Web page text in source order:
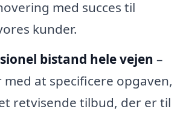
med succes til
kunder.
bistand hele vejen –
at specificere opgaven,
retvisende tilbud, der er til